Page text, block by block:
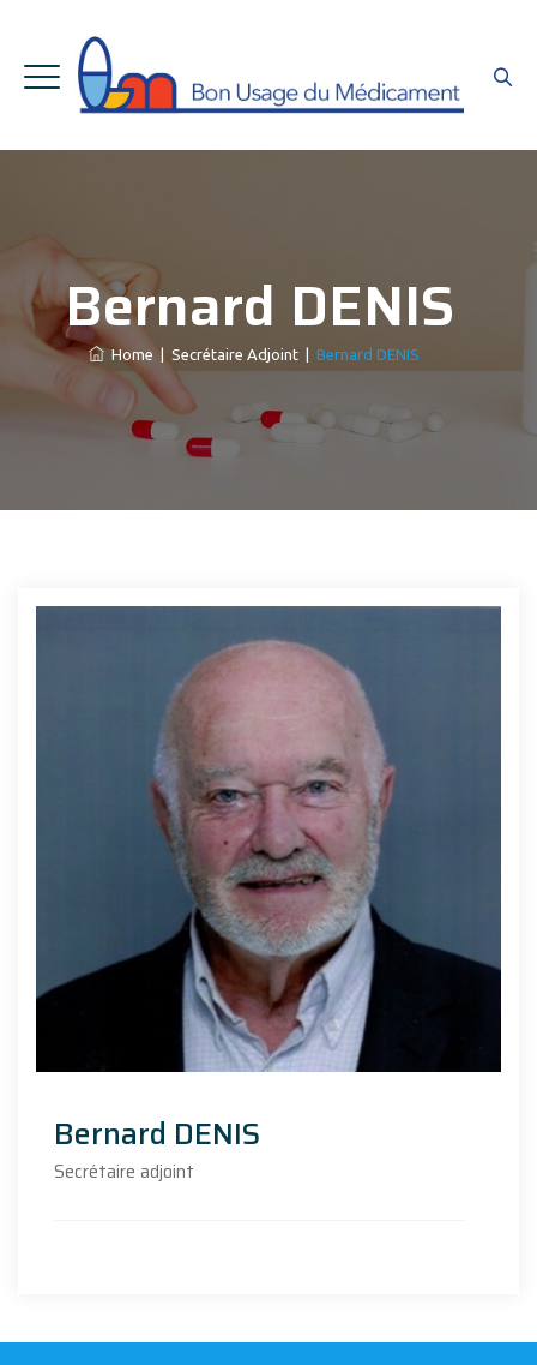
Bernard DENIS
Home Secrétaire Adjoint| Bernard DENIS
Bernard DENIS
Secrétaire adjoint